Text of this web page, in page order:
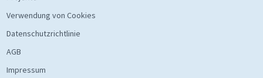
Verwendung von Cookies
Datenschutzrichtlinie
AGB
Impressum